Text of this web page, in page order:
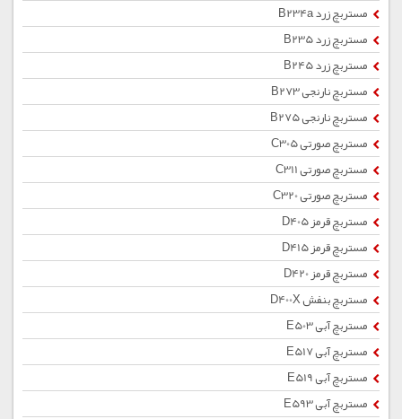
مستربچ زرد B234a
مستربچ زرد B235
مستربچ زرد B245
مستربچ نارنجی B273
مستربچ نارنجی B275
مستربچ صورتی C305
مستربچ صورتی C311
مستربچ صورتی C320
مستربچ قرمز D405
مستربچ قرمز D415
مستربچ قرمز D420
مستربچ بنفش D400X
مستربچ آبی E503
مستربچ آبی E517
مستربچ آبی E519
مستربچ آبی E593